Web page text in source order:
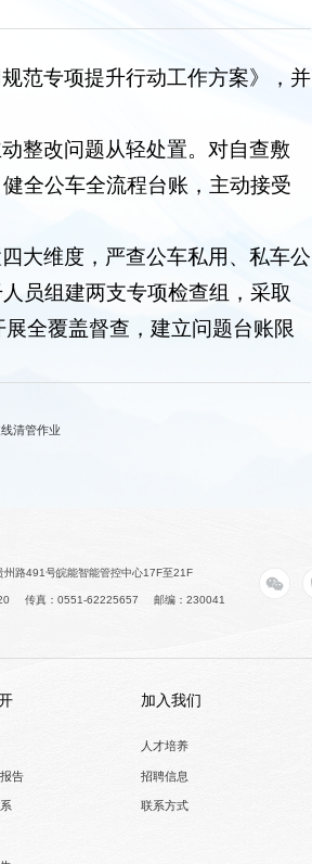
范专项提升行动工作方案》，并
整改问题从轻处置。对自查敷
全公车全流程台账，主动接受
大维度，严查公车私用、私车公
员组建两支专项检查组，采取
全覆盖督查，建立问题台账限
清管作业
州路491号皖能智能管控中心17F至21F
传真：0551-62225657 邮编：230041
告
加入我们
人才培养
招聘信息
联系方式